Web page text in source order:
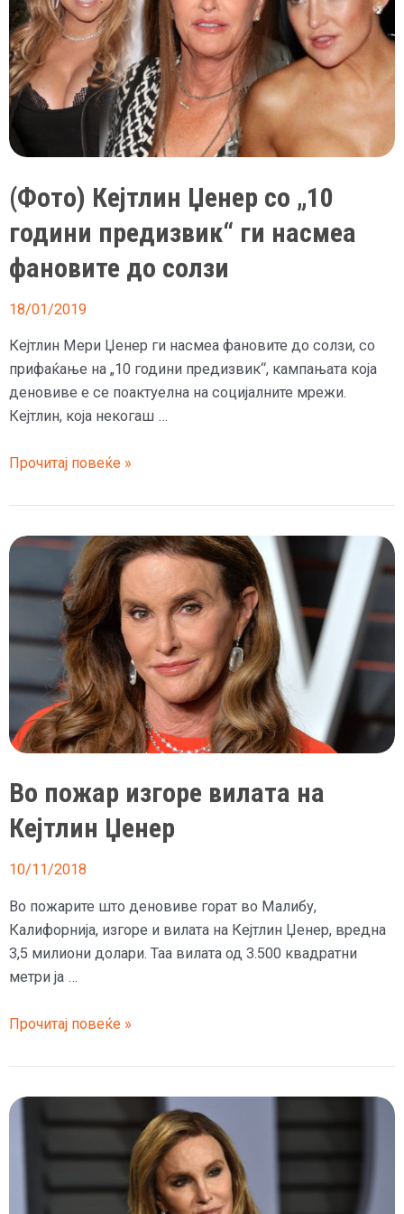
(Фото) Кејтлин Џенер со „10
години предизвик“ ги насмеа
фановите до солзи
18/01/2019
Кејтлин Мери Џенер ги насмеа фановите до солзи, со
прифаќање на „10 години предизвик“, кампањата која
деновиве е се поактуелна на социјалните мрежи.
Кејтлин, која некогаш …
(Фото)
Џенер
со
„10
години
предизвик“
насмеа
фановите
до
солзи
Прочитај повеќе »
Во пожар изгоре вилата на
Кејтлин Џенер
10/11/2018
Во пожарите што деновиве горат во Малибу,
Калифорнија, изгоре и вилата на Кејтлин Џенер, вредна
3,5 милиони долари. Таа вилата од 3.500 квадратни
метри ја …
Во
изгоре
вилата
на
Џенер
Прочитај повеќе »